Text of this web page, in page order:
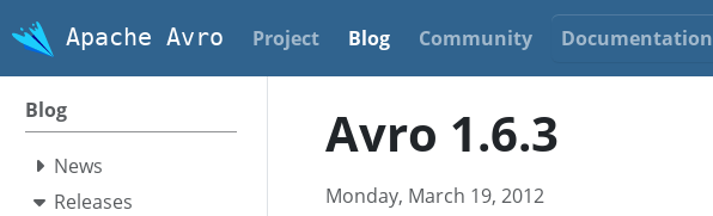
Apache Avro Project Blog Community Documentation
Blog
News
Releases
Avro 1.6.3
Monday, March 19, 2012